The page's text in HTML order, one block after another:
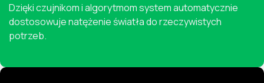
Dzięki czujnikom i algorytmom system automatycznie
dostosowuje natężenie światła do rzeczywistych
potrzeb.